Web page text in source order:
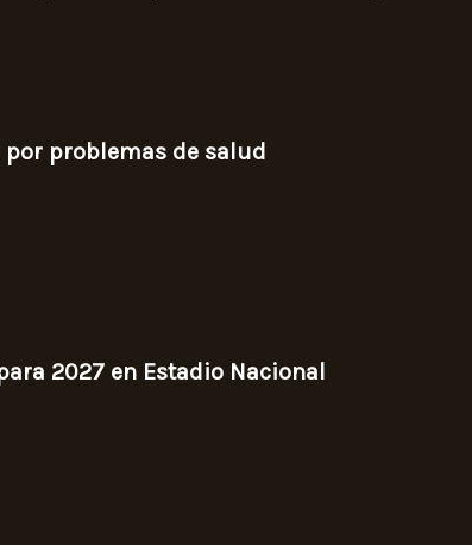
problemas de salud
2027 en Estadio Nacional